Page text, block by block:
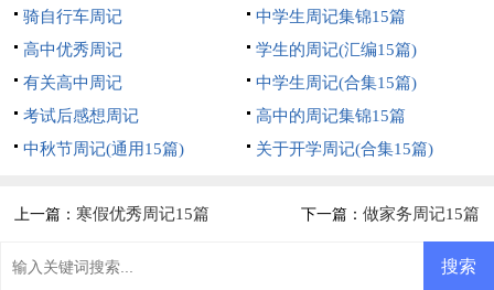
骑自行车周记
中学生周记集锦15篇
高中优秀周记
学生的周记(汇编15篇)
有关高中周记
中学生周记(合集15篇)
考试后感想周记
高中的周记集锦15篇
中秋节周记(通用15篇)
关于开学周记(合集15篇)
上一篇：寒假优秀周记15篇 下一篇： 做家务周记15篇